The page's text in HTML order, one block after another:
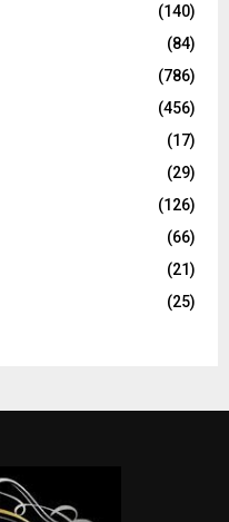
(140)
(84)
(786)
(456)
(17)
(29)
(126)
(66)
(21)
(25)